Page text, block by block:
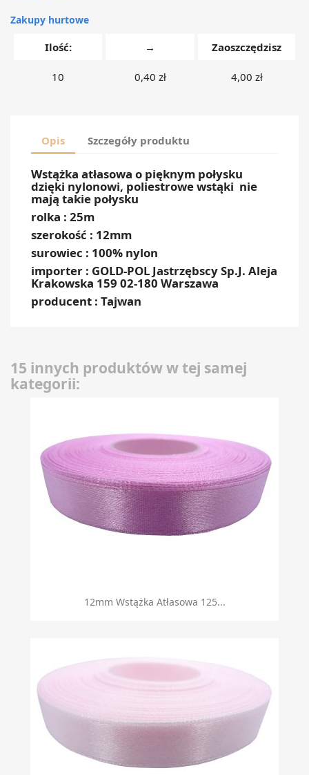
Zakupy hurtowe
Ilość: → Zaoszczędzisz
10 0,40 zł 4,00 zł
Opis Szczegóły produktu
Wstążka atłasowa o pięknym połysku
dzięki nylonowi, poliestrowe wstąki nie
mają takie połysku
rolka : 25m
szerokość : 12mm
surowiec : 100% nylon
importer : GOLD-POL Jastrzębscy Sp.J. Aleja
Krakowska 159 02-180 Warszawa
producent : Tajwan
15 innych produktów w tej samej
kategorii:
12mm Wstążka Atłasowa 125...